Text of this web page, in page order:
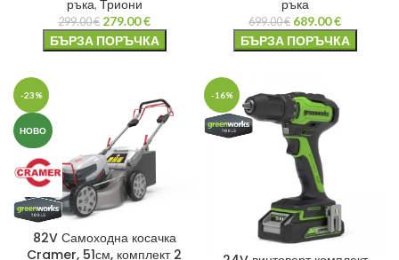
ръка, Триони
299.00€ 279.00€
БЪРЗА ПОРЪЧКА
ръка
699.00€ 689.00€
БЪРЗА ПОРЪЧКА
-23%
НОВО
82V Самоходна косачка
Cramer, 51см, комплект 2
-16%